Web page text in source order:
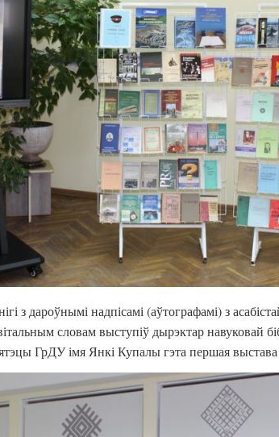
з дароўнымі надпісамі (аўтографамі) з
словам выступіў дырэктар навуковай
ГрДУ імя Янкі Купалы гэта першая